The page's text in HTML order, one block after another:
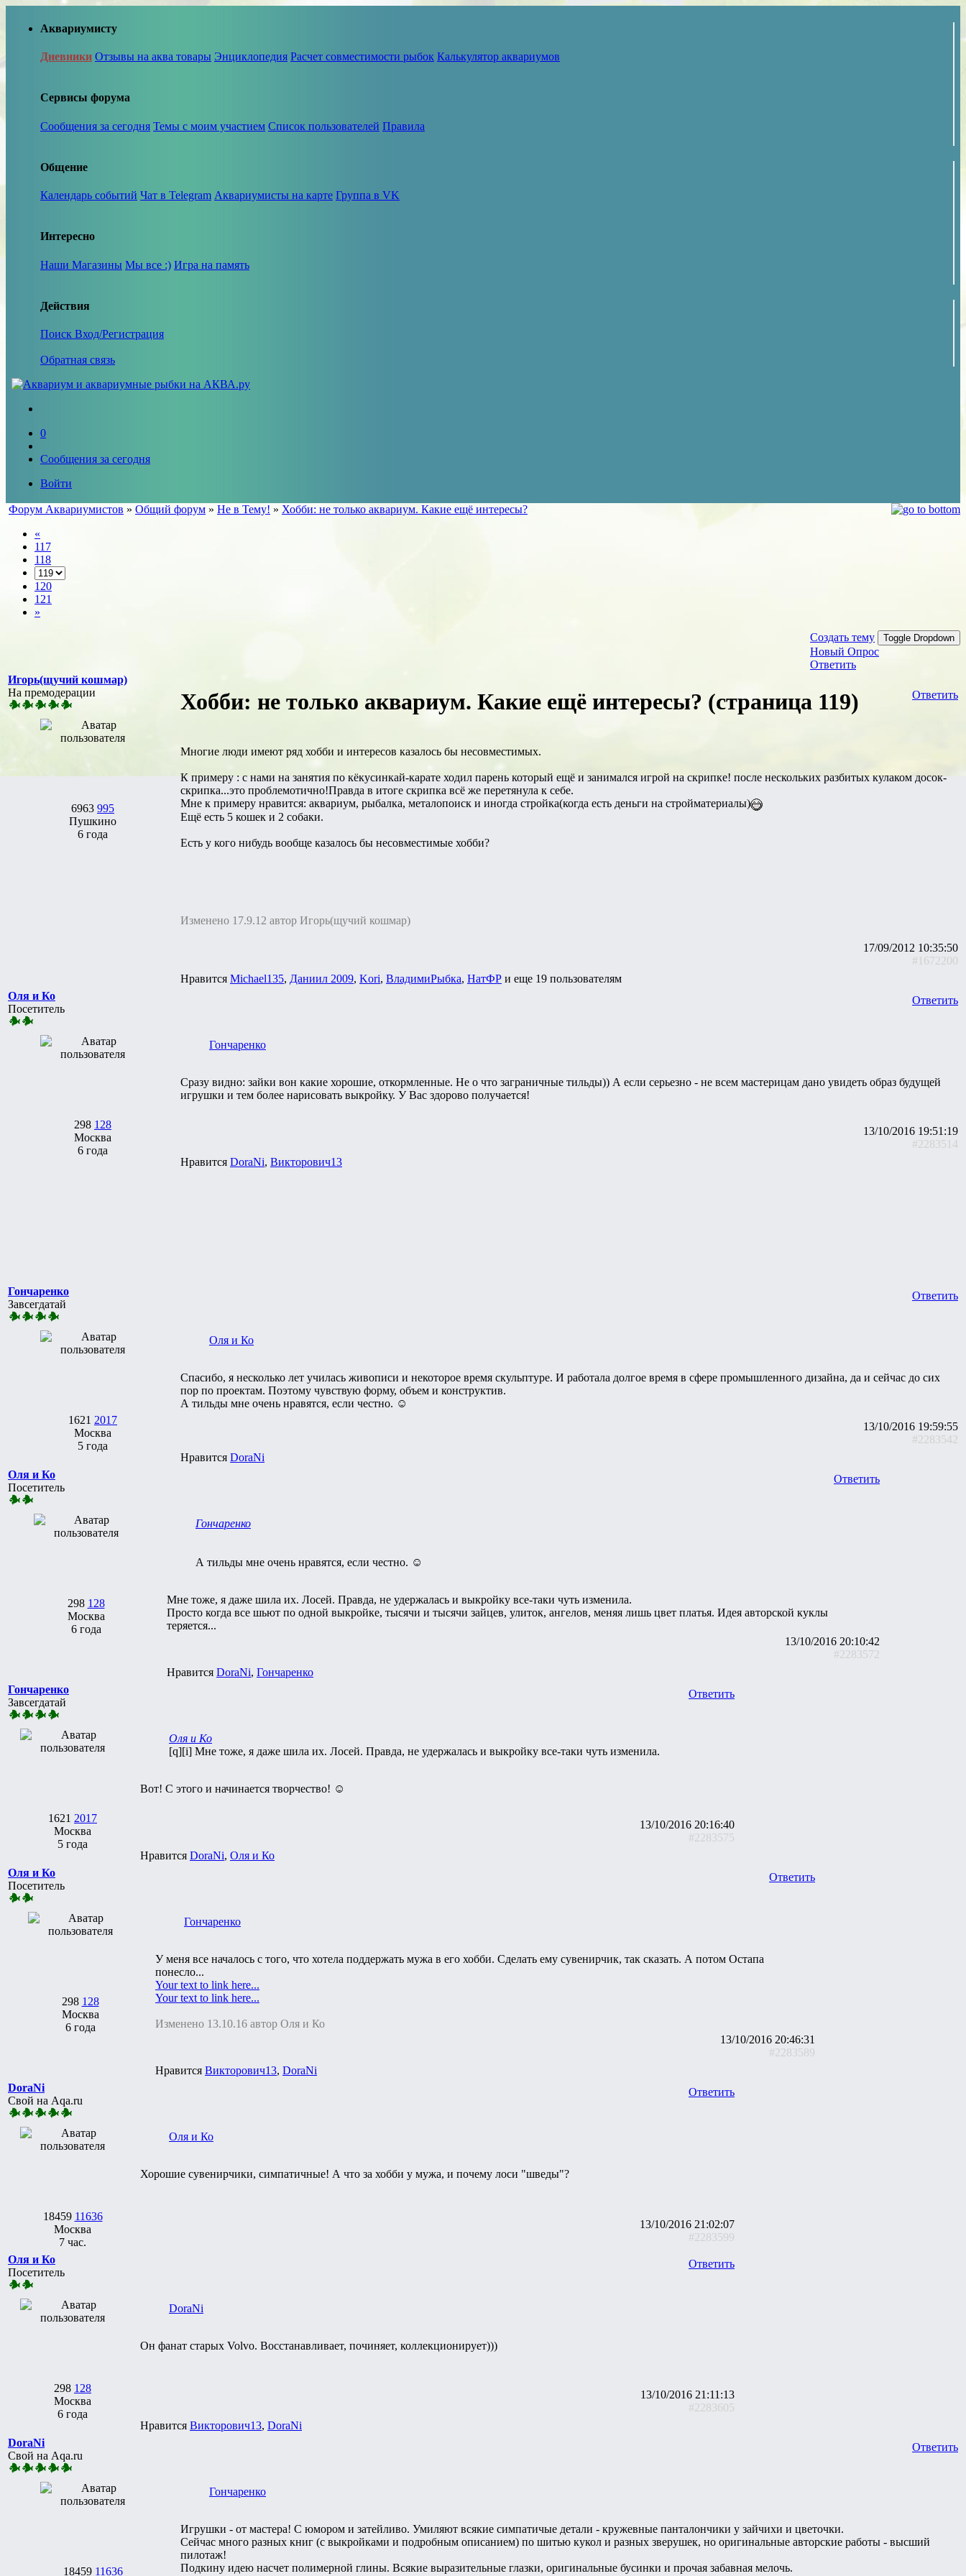
Аквариумисту
Дневники Отзывы на аква товары Энциклопедия Расчет совместимости рыбок Калькулятор аквариумов
Сервисы форума
Сообщения за сегодня Темы с моим участием Список пользователей Правила
Общение
Календарь событий Чат в Telegram Аквариумисты на карте Группа в VK
Интересно
Наши Магазины Мы все :) Игра на память
Действия
Поиск Вход/Регистрация
Обратная связь
0
Сообщения за сегодня
Войти
Форум Аквариумистов » Общий форум » Не в Тему! » Хобби: не только аквариум. Какие ещё интересы?
«
117
118
120
121
»
Создать тему Toggle Dropdown
Новый Опрос
Ответить
Игорь(щучий кошмар)
На премодерации
6963 995
Пушкино
6 года
Ответить
Хобби: не только аквариум. Какие ещё интересы? (страница 119)
Многие люди имеют ряд хобби и интересов казалось бы несовместимых.
К примеру : с нами на занятия по кёкусинкай-карате ходил парень который ещё и занимался игрой на скрипке! после нескольких разбитых кулаком досок-
скрипка...это проблемотично!Правда в итоге скрипка всё же перетянула к себе.
Мне к примеру нравится: аквариум, рыбалка, металопоиск и иногда стройка(когда есть деньги на стройматериалы)
Ещё есть 5 кошек и 2 собаки.
Есть у кого нибудь вообще казалось бы несовместимые хобби?
Изменено 17.9.12 автор Игорь(щучий кошмар)
17/09/2012 10:35:50
#1672200
Нравится Michael135, Даниил 2009, Kori, ВладимиРыбка, НатФР и еще 19 пользователям
Оля и Ко
Посетитель
298 128
Москва
6 года
Ответить
Гончаренко
Сразу видно: зайки вон какие хорошие, откормленные. Не о что заграничные тильды)) А если серьезно - не всем мастерицам дано увидеть образ будущей
игрушки и тем более нарисовать выкройку. У Вас здорово получается!
13/10/2016 19:51:19
#2283514
Нравится DoraNi, Викторович13
Гончаренко
Завсегдатай
1621 2017
Москва
5 года
Ответить
Оля и Ко
Спасибо, я несколько лет училась живописи и некоторое время скульптуре. И работала долгое время в сфере промышленного дизайна, да и сейчас до сих
пор по проектам. Поэтому чувствую форму, объем и конструктив.
А тильды мне очень нравятся, если честно. ☺
13/10/2016 19:59:55
#2283542
Нравится DoraNi
Оля и Ко
Посетитель
298 128
Москва
6 года
Ответить
Гончаренко
А тильды мне очень нравятся, если честно. ☺
Мне тоже, я даже шила их. Лосей. Правда, не удержалась и выкройку все-таки чуть изменила.
Просто когда все шьют по одной выкройке, тысячи и тысячи зайцев, улиток, ангелов, меняя лишь цвет платья. Идея авторской куклы
теряется...
13/10/2016 20:10:42
#2283572
Нравится DoraNi, Гончаренко
Гончаренко
Завсегдатай
1621 2017
Москва
5 года
Ответить
Оля и Ко
[q][i] Мне тоже, я даже шила их. Лосей. Правда, не удержалась и выкройку все-таки чуть изменила.
Вот! С этого и начинается творчество! ☺
13/10/2016 20:16:40
#2283575
Нравится DoraNi, Оля и Ко
Оля и Ко
Посетитель
298 128
Москва
6 года
Ответить
Гончаренко
У меня все началось с того, что хотела поддержать мужа в его хобби. Сделать ему сувенирчик, так сказать. А потом Остапа
понесло...
Your text to link here...
Your text to link here...
Изменено 13.10.16 автор Оля и Ко
13/10/2016 20:46:31
#2283589
Нравится Викторович13, DoraNi
DoraNi
Свой на Aqa.ru
18459 11636
Москва
7 час.
Ответить
Оля и Ко
Хорошие сувенирчики, симпатичные! А что за хобби у мужа, и почему лоси "шведы"?
13/10/2016 21:02:07
#2283599
Оля и Ко
Посетитель
298 128
Москва
6 года
Ответить
DoraNi
Он фанат старых Volvo. Восстанавливает, починяет, коллекционирует)))
13/10/2016 21:11:13
#2283605
Нравится Викторович13, DoraNi
DoraNi
Свой на Aqa.ru
18459 11636
Ответить
Гончаренко
Игрушки - от мастера! С юмором и затейливо. Умиляют всякие симпатичые детали - кружевные панталончики у зайчихи и цветочки.
Сейчас много разных книг (с выкройками и подробным описанием) по шитью кукол и разных зверушек, но оригинальные авторские работы - высший
пилотаж!
Подкину идею насчет полимерной глины. Всякие выразительные глазки, оригинальные бусинки и прочая забавная мелочь.